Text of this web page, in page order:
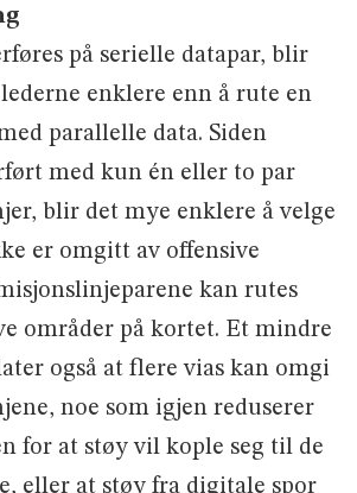
på serielle datapar, blir
enklere enn å rute en
parallelle data. Siden
med kun én eller to par
blir det mye enklere å velge
er omgitt av offensive
kan rutes
områder på kortet. Et mindre
også at flere vias kan omgi
noe som igjen reduserer
for at støy vil kople seg til de
eller at støy fra digitale spor